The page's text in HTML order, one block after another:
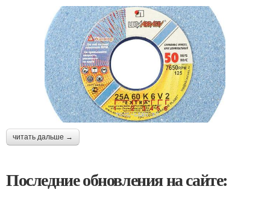
читать дальше →
Последние обновления на сайте: